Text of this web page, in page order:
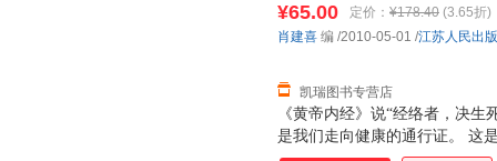
清晰，尤其方便中老年读者的
《黄帝内经》说“经络者，决
是我们走向健康的通行证。 这
¥65.00 定价： ¥178.40 (3.65折)
凯瑞图书专营店
肖建喜 编 /2010-05-01 /江苏人民出